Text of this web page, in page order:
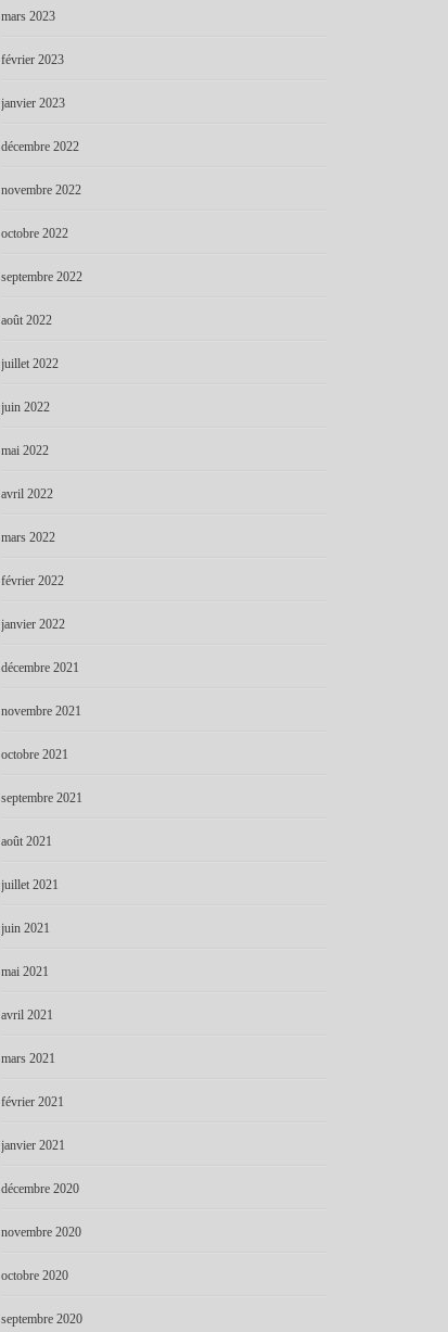
mars 2023
février 2023
janvier 2023
décembre 2022
novembre 2022
octobre 2022
septembre 2022
août 2022
juillet 2022
juin 2022
mai 2022
avril 2022
mars 2022
février 2022
janvier 2022
décembre 2021
novembre 2021
octobre 2021
septembre 2021
août 2021
juillet 2021
juin 2021
mai 2021
avril 2021
mars 2021
février 2021
janvier 2021
décembre 2020
novembre 2020
octobre 2020
septembre 2020